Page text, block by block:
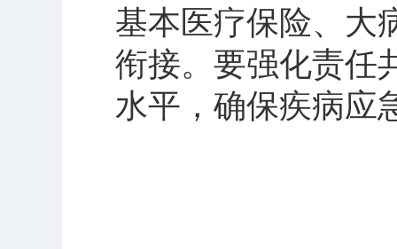
基本医疗保险、大
衔接。要强化责任
水平，确保疾病应